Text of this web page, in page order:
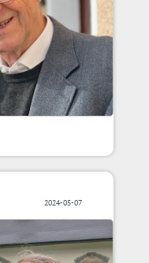
2024-05-07